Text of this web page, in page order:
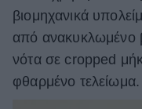
βιομηχανικά
από ανακυκλωμένο
νότα σε cropped
φθαρμένο τελείωμα.